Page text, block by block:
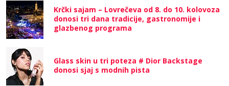
Krčki sajam – Lovrečeva od 8. do 10. kolovoza
donosi tri dana tradicije, gastronomije i
glazbenog programa
Glass skin u tri poteza # Dior Backstage
donosi sjaj s modnih pista